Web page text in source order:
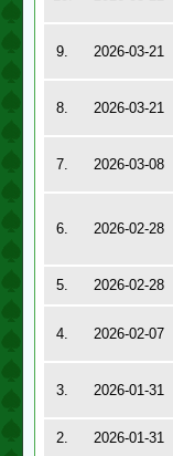
9. 2026-03-21
8. 2026-03-21
7. 2026-03-08
6. 2026-02-28
5. 2026-02-28
4. 2026-02-07
3. 2026-01-31
2. 2026-01-31